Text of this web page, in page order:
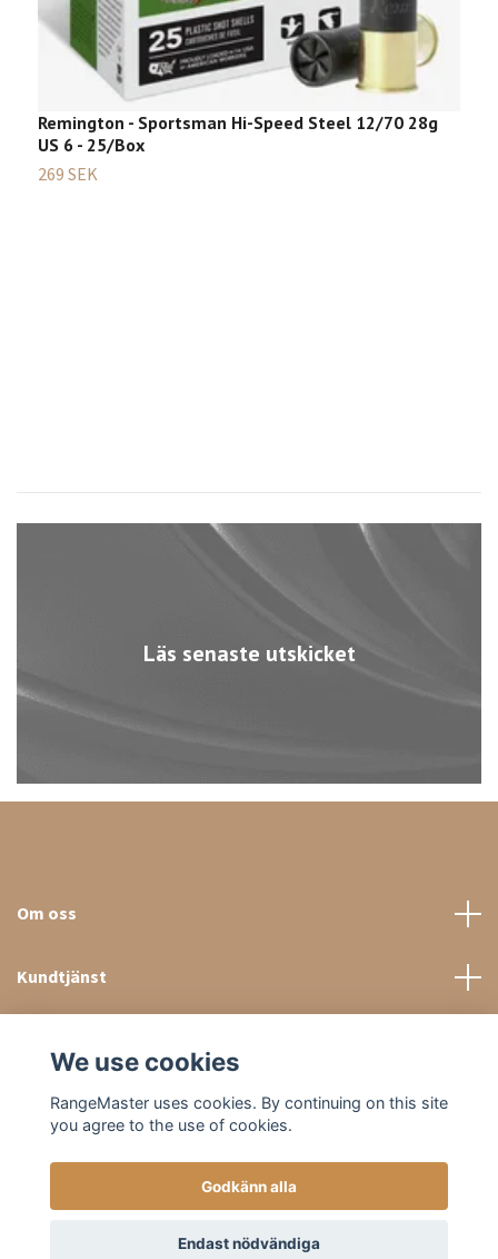
Läs senaste utskicket
Remington - Sportsman Hi-Speed Steel 12/70 28g
US 6 - 25/Box
269 SEK
Om oss
Kundtjänst
© 2026 RangeMaster Store
We use cookies
RangeMaster uses cookies. By continuing on this site
you agree to the use of cookies.
Godkänn alla
Endast nödvändiga